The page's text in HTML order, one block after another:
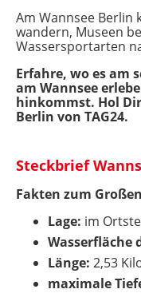
Am Wannsee Berlin
wandern, Museen
Wassersportarten
Erfahre, wo es am
am Wannsee
hinkommst. Hol
Berlin von TAG24.
Steckbrief
Fakten zum
Lage: im
Wasserfläche
Länge: 2,53
maximale